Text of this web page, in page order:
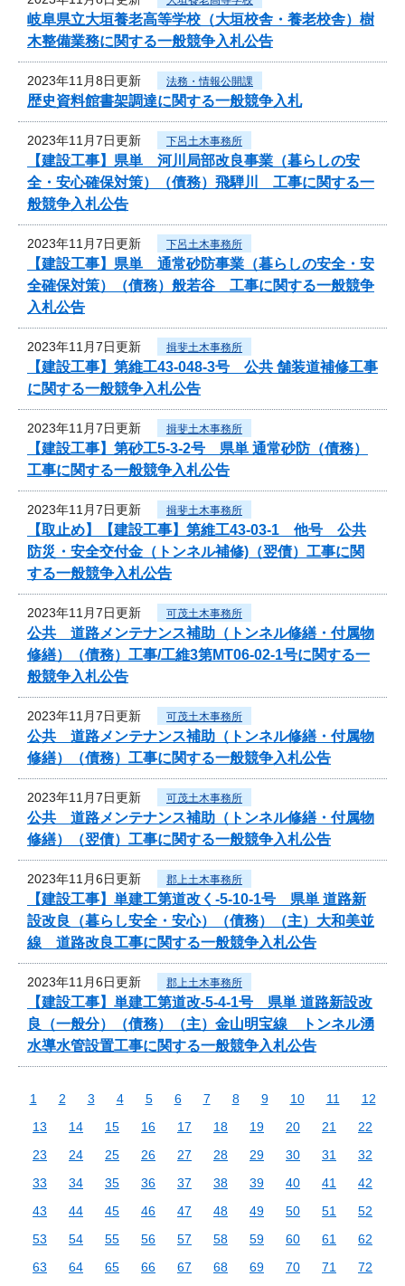
岐阜県立大垣養老高等学校（大垣校舎・養老校舎）樹
木整備業務に関する一般競争入札公告
2023年11月8日更新 法務・情報公開課
歴史資料館書架調達に関する一般競争入札
2023年11月7日更新 下呂土木事務所
【建設工事】県単 河川局部改良事業（暮らしの安
全・安心確保対策）（債務）飛騨川 工事に関する一
般競争入札公告
2023年11月7日更新 下呂土木事務所
【建設工事】県単 通常砂防事業（暮らしの安全・安
全確保対策）（債務）般若谷 工事に関する一般競争
入札公告
2023年11月7日更新 揖斐土木事務所
【建設工事】第維工43-048-3号 公共 舗装道補修工事
に関する一般競争入札公告
2023年11月7日更新 揖斐土木事務所
【建設工事】第砂工5-3-2号 県単 通常砂防（債務）
工事に関する一般競争入札公告
2023年11月7日更新 揖斐土木事務所
【取止め】【建設工事】第維工43-03-1 他号 公共
防災・安全交付金（トンネル補修)（翌債）工事に関
する一般競争入札公告
2023年11月7日更新 可茂土木事務所
公共 道路メンテナンス補助（トンネル修繕・付属物
修繕）（債務）工事/工維3第MT06-02-1号に関する一
般競争入札公告
2023年11月7日更新 可茂土木事務所
公共 道路メンテナンス補助（トンネル修繕・付属物
修繕）（債務）工事に関する一般競争入札公告
2023年11月7日更新 可茂土木事務所
公共 道路メンテナンス補助（トンネル修繕・付属物
修繕）（翌債）工事に関する一般競争入札公告
2023年11月6日更新 郡上土木事務所
【建設工事】単建工第道改く-5-10-1号 県単 道路新
設改良（暮らし安全・安心）（債務）（主）大和美並
線 道路改良工事に関する一般競争入札公告
2023年11月6日更新 郡上土木事務所
【建設工事】単建工第道改-5-4-1号 県単 道路新設改
良（一般分）（債務）（主）金山明宝線 トンネル湧
水導水管設置工事に関する一般競争入札公告
1 2 3 4 5 6 7 8 9 10 11
12
13
14 15 16 17 18 19 20 21
22
23
24 25 26 27 28 29 30 31
32
33
34 35 36 37 38 39 40 41
42
43
44 45 46 47 48 49 50 51
52
53
54 55 56 57 58 59 60 61
62
63
64 65 66 67 68 69 70 71
72